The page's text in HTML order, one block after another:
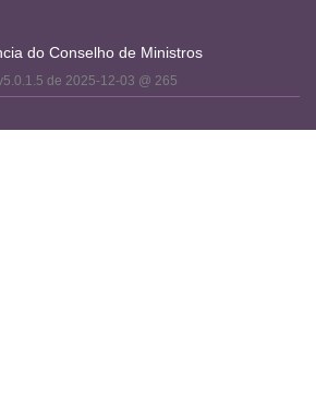
do Conselho de Ministros
de 2025-12-03 @ 265